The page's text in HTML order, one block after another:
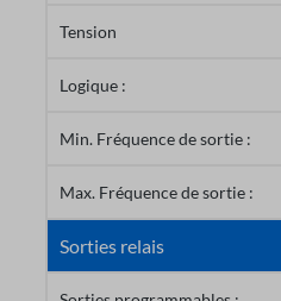
Tension
Logique :
Min. Fréquence de sortie :
Max. Fréquence de sortie :
Sorties relais